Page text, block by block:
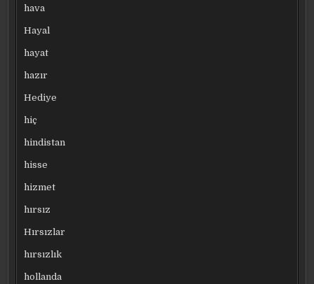
hava
Hayal
hayat
hazır
Hediye
hiç
hindistan
hisse
hizmet
hırsız
Hırsızlar
hırsızlık
hollanda